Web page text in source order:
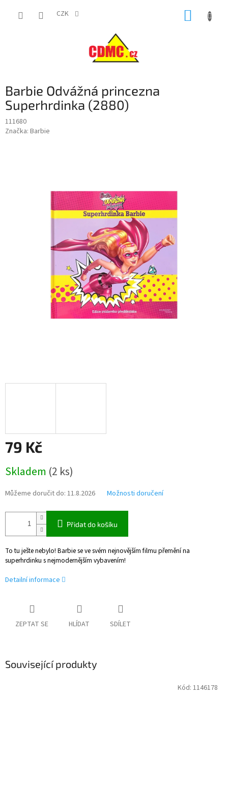
CZK
Barbie Odvážná princezna
Superhrdinka (2880)
111680
Značka: Barbie
79 Kč
cena:
Skladem (2 ks)
Můžeme doručit do: 11.8.2026 Možnosti doručení
Přidat do košíku
To tu ješte nebylo! Barbie se ve svém nejnovějším filmu přemění na
superhrdinku s nejmodernějším vybavením!
Detailní informace
ZEPTAT SE HLÍDAT SDÍLET
Související produkty
Kód: 1146178